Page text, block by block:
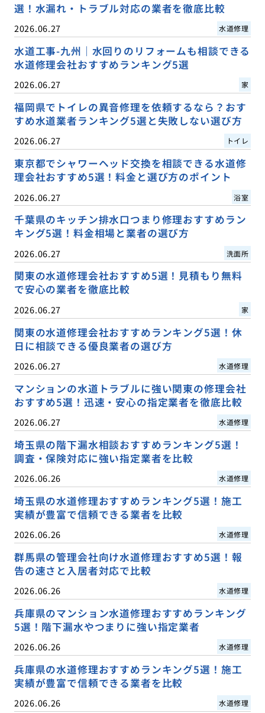
選！水漏れ・トラブル対応の業者を徹底比較
2026.06.27 水道修理
水道工事-九州｜水回りのリフォームも相談できる
水道修理会社おすすめランキング5選
2026.06.27 家
福岡県でトイレの異音修理を依頼するなら？おす
すめ水道業者ランキング5選と失敗しない選び方
2026.06.27 トイレ
東京都でシャワーヘッド交換を相談できる水道修
理会社おすすめ5選！料金と選び方のポイント
2026.06.27 浴室
千葉県のキッチン排水口つまり修理おすすめラン
キング5選！料金相場と業者の選び方
2026.06.27 洗面所
関東の水道修理会社おすすめ5選！見積もり無料
で安心の業者を徹底比較
2026.06.27 家
関東の水道修理会社おすすめランキング5選！休
日に相談できる優良業者の選び方
2026.06.27 水道修理
マンションの水道トラブルに強い関東の修理会社
おすすめ5選！迅速・安心の指定業者を徹底比較
2026.06.27 水道修理
埼玉県の階下漏水相談おすすめランキング5選！
調査・保険対応に強い指定業者を比較
2026.06.26 水道修理
埼玉県の水道修理おすすめランキング5選！施工
実績が豊富で信頼できる業者を比較
2026.06.26 水道修理
群馬県の管理会社向け水道修理おすすめ5選！報
告の速さと入居者対応で比較
2026.06.26 水道修理
兵庫県のマンション水道修理おすすめランキング
5選！階下漏水やつまりに強い指定業者
2026.06.26 水道修理
兵庫県の水道修理おすすめランキング5選！施工
実績が豊富で信頼できる業者を比較
2026.06.26 水道修理